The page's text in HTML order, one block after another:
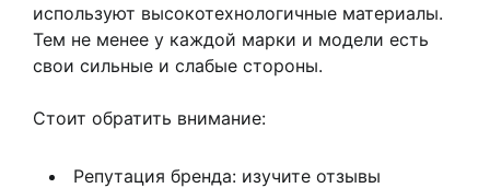
используют высокотехнологичные материалы.
Тем не менее у каждой марки и модели есть
свои сильные и слабые стороны.
Стоит обратить внимание:
Репутация бренда: изучите отзывы